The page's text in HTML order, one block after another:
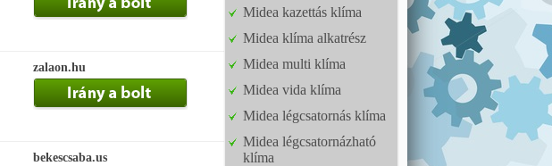
zalaon.hu
bekescsaba.us
Midea kazettás klíma
Midea klíma alkatrész
Midea multi klíma
Midea vida klíma
Midea légcsatornás klíma
Midea légcsatornázható
klíma